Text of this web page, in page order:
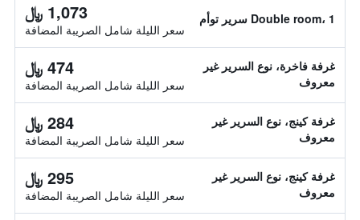
Double room، 1 سرير توأم 1,073 ﷼
سعر الليلة شامل الصريبة المضافة
غرفة فاخرة، نوع السرير غير
معروف
474 ﷼
سعر الليلة شامل الصريبة المضافة
غرفة كينج، نوع السرير غير
معروف
284 ﷼
سعر الليلة شامل الصريبة المضافة
غرفة كينج، نوع السرير غير
معروف
295 ﷼
سعر الليلة شامل الصريبة المضافة